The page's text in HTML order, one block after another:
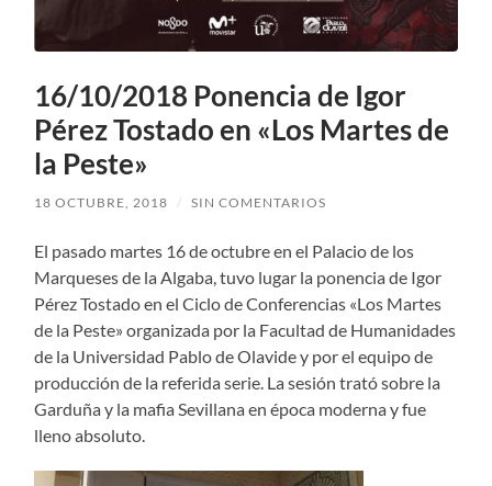
16/10/2018 Ponencia de Igor
Pérez Tostado en «Los Martes de
la Peste»
18 OCTUBRE, 2018 / SIN COMENTARIOS
El pasado martes 16 de octubre en el Palacio de los
Marqueses de la Algaba, tuvo lugar la ponencia de Igor
Pérez Tostado en el Ciclo de Conferencias «Los Martes
de la Peste» organizada por la Facultad de Humanidades
de la Universidad Pablo de Olavide y por el equipo de
producción de la referida serie. La sesión trató sobre la
Garduña y la mafia Sevillana en época moderna y fue
lleno absoluto.